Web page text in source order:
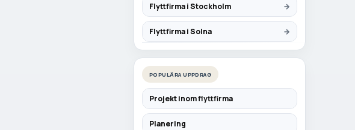
Flyttfirma i Stockholm
Flyttfirma i Solna
POPULÄRA UPPDRAG
Projekt inom flyttfirma
Planering